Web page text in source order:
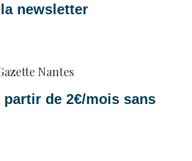
newsletter
Nantes
partir de 2€/mois sans